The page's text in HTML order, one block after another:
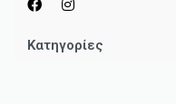
Κατηγορίες